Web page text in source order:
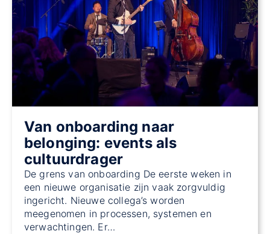
Van onboarding naar
belonging: events als
cultuurdrager
De grens van onboarding De eerste weken in
een nieuwe organisatie zijn vaak zorgvuldig
ingericht. Nieuwe collega’s worden
meegenomen in processen, systemen en
verwachtingen. Er…